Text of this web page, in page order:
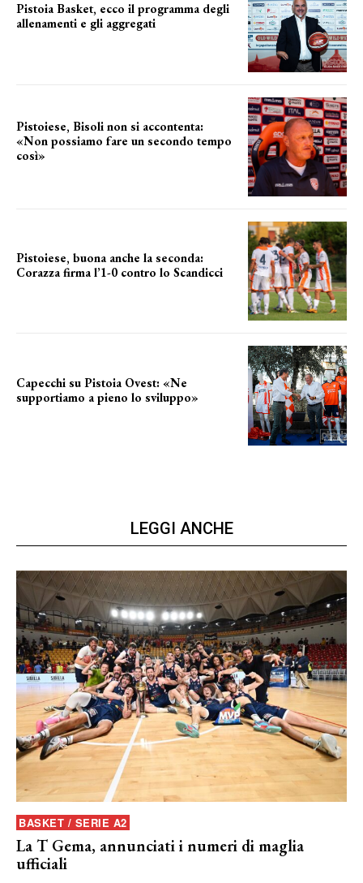
Pistoia Basket, ecco il programma degli
allenamenti e gli aggregati
Pistoiese, Bisoli non si accontenta:
«Non possiamo fare un secondo tempo
così»
Pistoiese, buona anche la seconda:
Corazza firma l’1-0 contro lo Scandicci
Capecchi su Pistoia Ovest: «Ne
supportiamo a pieno lo sviluppo»
LEGGI ANCHE
BASKET / SERIE A2
La T Gema, annunciati i numeri di maglia
ufficiali